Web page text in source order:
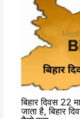
बिहार दिवस 22
जाता है, बिहार